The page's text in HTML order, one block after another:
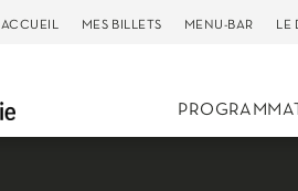
ACCUEIL MES BILLETS MENU-BAR LE